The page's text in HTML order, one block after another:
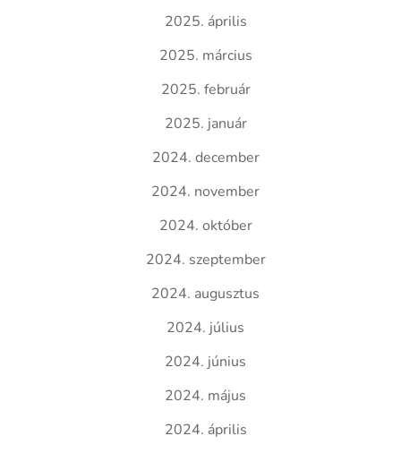
2025. április
2025. március
2025. február
2025. január
2024. december
2024. november
2024. október
2024. szeptember
2024. augusztus
2024. július
2024. június
2024. május
2024. április